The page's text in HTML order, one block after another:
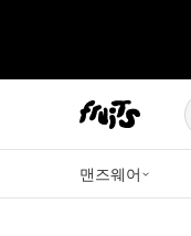
맨즈웨어